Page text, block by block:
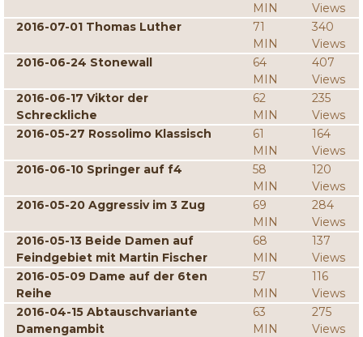
MIN
Views
2016-07-01 Thomas Luther
71
MIN
340
Views
2016-06-24 Stonewall
64
MIN
407
Views
2016-06-17 Viktor der
Schreckliche
62
MIN
235
Views
2016-05-27 Rossolimo Klassisch
61
MIN
164
Views
2016-06-10 Springer auf f4
58
MIN
120
Views
2016-05-20 Aggressiv im 3 Zug
69
MIN
284
Views
2016-05-13 Beide Damen auf
Feindgebiet mit Martin Fischer
68
MIN
137
Views
2016-05-09 Dame auf der 6ten
Reihe
57
MIN
116
Views
2016-04-15 Abtauschvariante
Damengambit
63
MIN
275
Views